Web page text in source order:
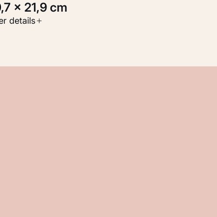
× 21,9 cm
werk
details